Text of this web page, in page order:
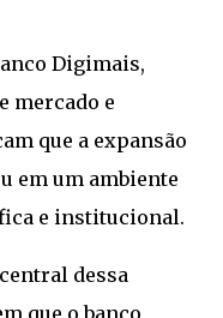
Digimais,
mercado e
que a expansão
em um ambiente
e institucional.
dessa